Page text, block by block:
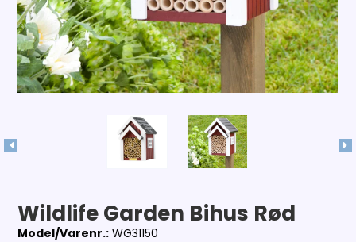
Wildlife Garden Bihus Rød
Model/Varenr.: WG31150